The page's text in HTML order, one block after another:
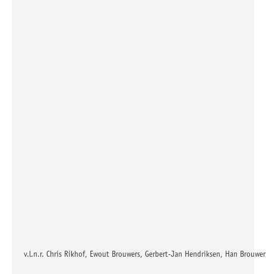
v.l.n.r. Chris Rikhof, Ewout Brouwers, Gerbert-Jan Hendriksen, Han